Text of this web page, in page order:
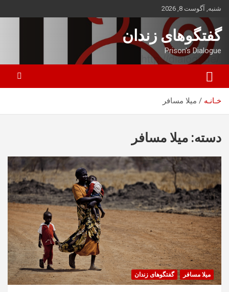
بروید
شنبه, آگوست 8, 2026
گفتگوهای زندان
Prison's Dialogue
خـانـه میلا مسافر
دسته: میلا مسافر
میلا مسافر گفتگوهای زندان